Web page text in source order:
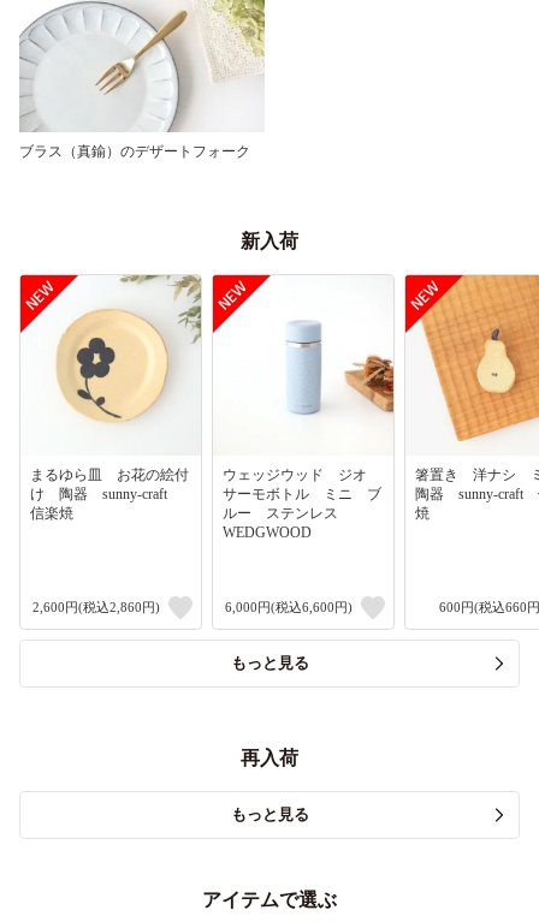
ブラス（真鍮）のデザートフォーク
新入荷
まるゆら皿 お花の絵付
け 陶器 sunny-craft
信楽焼
2,600円(税込2,860円)
ウェッジウッド ジオ
サーモボトル ミニ ブ
ルー ステンレス
WEDGWOOD
6,000円(税込6,600円)
箸置き 洋ナシ
陶器 sunny-craft
焼
600円(税込660
もっと見る
再入荷
もっと見る
アイテムで選ぶ